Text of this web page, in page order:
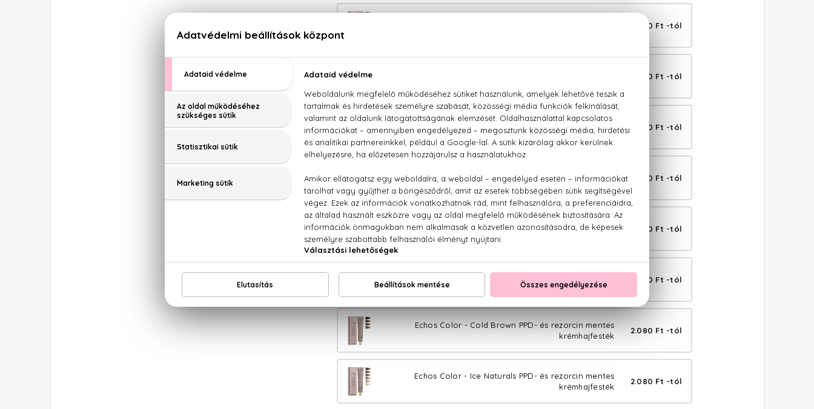
2.080 Ft -tól
2.080 Ft -tól
Echos Color - Warm Naturals PPD- és rezorcin mentes
krémhajfesték
2.080 Ft -tól
krémhajfesték
2.080 Ft -tól
Echos Color - Pure Blond PPD- és rezorcin mentes
krémhajfesték
2.080 Ft -tól
Echos Color - Blond Extra Lift PPD- és rezorcin mentes
krémhajfesték
2.080 Ft -tól
Echos Color - Cold Brown PPD- és rezorcin mentes
krémhajfesték
2.080 Ft -tól
Echos Color - Ice Naturals PPD- és rezorcin mentes
krémhajfesték
2.080 Ft -tól